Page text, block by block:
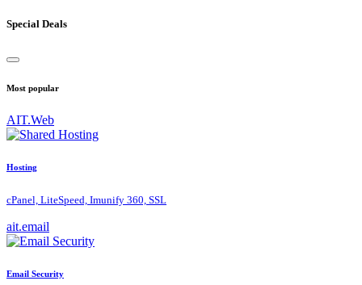
Special Deals
Most popular
AIT.Web
Hosting
cPanel, LiteSpeed, Imunify 360, SSL
ait.email
Email Security